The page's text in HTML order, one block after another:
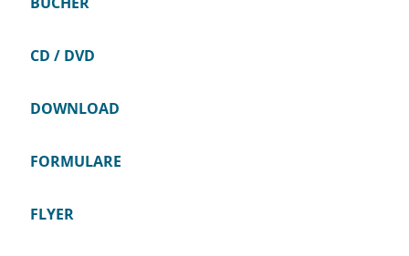
CD / DVD
DOWNLOAD
FORMULARE
FLYER